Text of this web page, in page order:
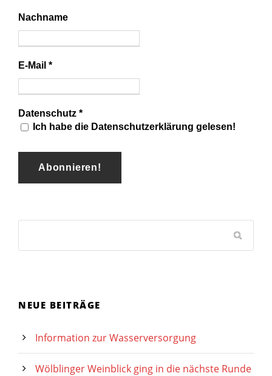
Nachname
E-Mail *
Datenschutz *
Ich habe die Datenschutzerklärung gelesen!
NEUE BEITRÄGE
Information zur Wasserversorgung
Wölblinger Weinblick ging in die nächste Runde